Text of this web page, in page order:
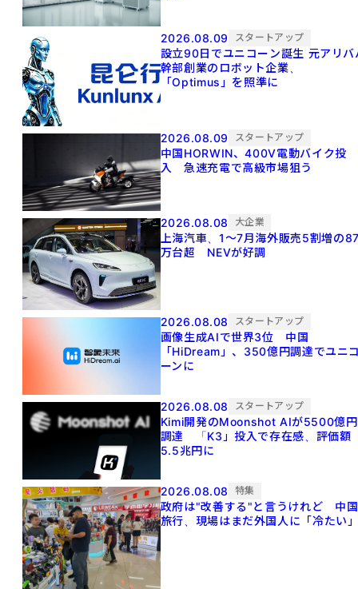
2026.08.09 スタートアップ
設立90日でユニコーン誕生 元アリババ
幹部創業のロボット企業、
「Optimus」を照準に
2026.08.09 スタートアップ
中国HORWIN、400V電動バイク投
入 急速充電で高級市場狙う
2026.08.08 大企業
上海汽車、1～7月海外販売5割増の
万台超 NEVが好調
2026.08.08 スタートアップ
画像生成AIで世界3位 中国
「HiDream」、350億円調達でユニ
ーンに
2026.08.08 スタートアップ
Kimi開発のMoonshot AIが5500億円
調達 「K3」投入で存在感、評価額
5.5兆円に
2026.08.08 特集
政府は"改善する"と言うけれど 中国
旅行、現場はまだ外国人に「冷たい